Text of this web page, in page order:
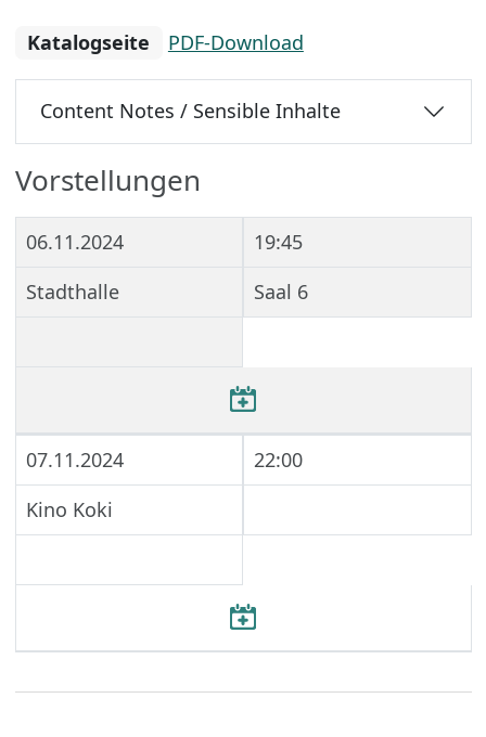
Katalogseite PDF-Download
Content Notes / Sensible Inhalte
Vorstellungen
06.11.2024
19:45
Stadthalle
Saal 6
07.11.2024
22:00
Kino Koki